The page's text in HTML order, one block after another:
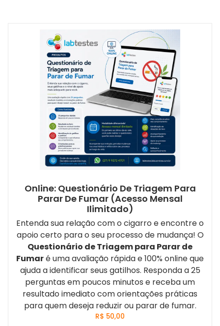
Online: Questionário De Triagem Para
Parar De Fumar (Acesso Mensal
Ilimitado)
Entenda sua relação com o cigarro e encontre o
apoio certo para o seu processo de mudança! O
Questionário de Triagem para Parar de
Fumaré uma avaliação rápida e 100% online que
ajuda a identificar seus gatilhos. Responda a 25
perguntas em poucos minutos e receba um
resultado imediato com orientações práticas
para quem deseja reduzir ou parar de fumar.
R$ 50,00